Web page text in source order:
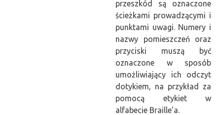
przeszkód są oznaczone
ścieżkami prowadzącymi i
punktami uwagi. Numery i
nazwy pomieszczeń oraz
przyciski muszą być
oznaczone w sposób
umożliwiający ich odczyt
dotykiem, na przykład za
pomocą etykiet w
alfabecie Braille’a.